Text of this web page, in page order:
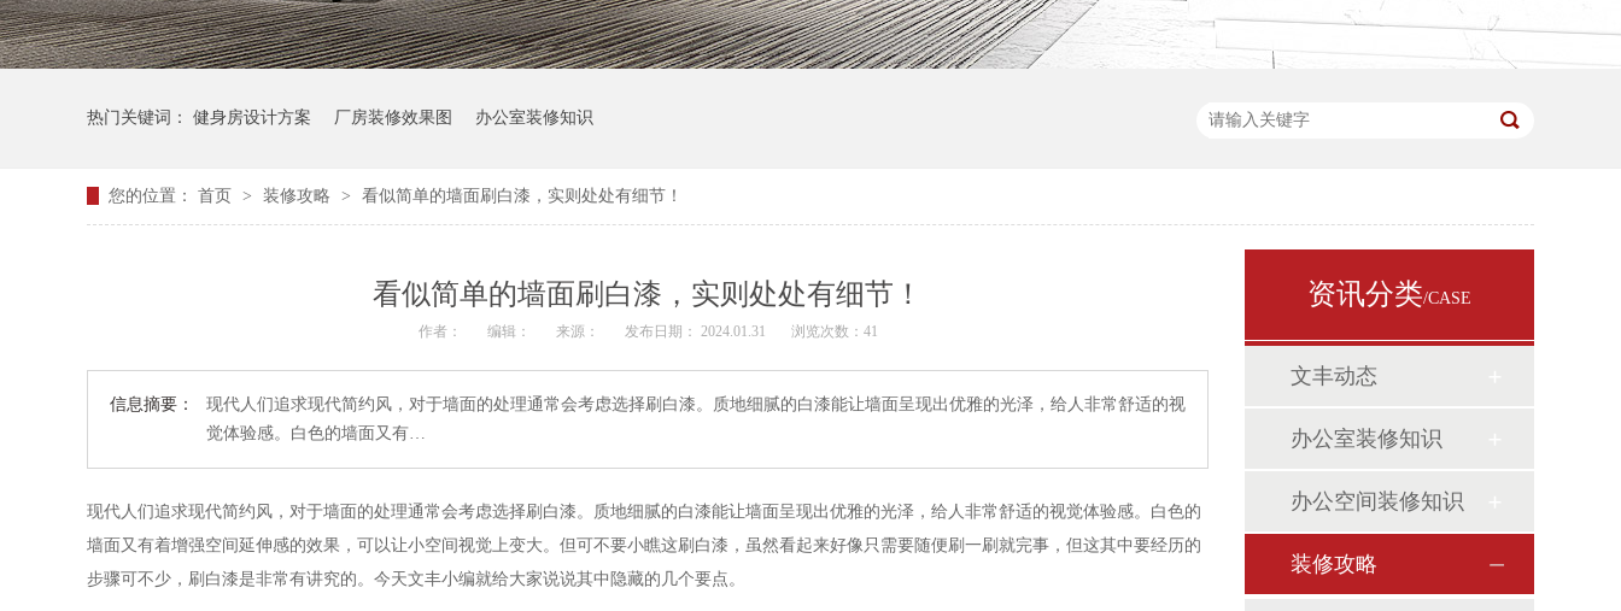
热门关键词： 健身房设计方案 厂房装修效果图 办公室装修知识
您的位置： 首页 > 装修攻略 > 看似简单的墙面刷白漆，实则处处有细节！
看似简单的墙面刷白漆，实则处处有细节！
作者： 编辑： 来源： 发布日期： 2024.01.31 浏览次数： 41
信息摘要：
现代人们追求现代简约风，对于墙面的处理通常会考虑选择刷白漆。质地细腻的白漆能让墙面呈现出优雅的光泽，给人非常舒适的视
觉体验感。白色的墙面又有…
现代人们追求现代简约风，对于墙面的处理通常会考虑选择刷白漆。质地细腻的白漆能让墙面呈现出优雅的光泽，给人非常舒适的视觉体验感。白色的
墙面又有着增强空间延伸感的效果，可以让小空间视觉上变大。但可不要小瞧这刷白漆，虽然看起来好像只需要随便刷一刷就完事，但这其中要经历的
步骤可不少，刷白漆是非常有讲究的。今天文丰小编就给大家说说其中隐藏的几个要点。
资讯分类/CASE
文丰动态
办公室装修知识
办公空间装修知识
装修攻略